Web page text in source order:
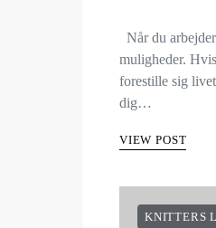
Når du
muligheder.
forestille sig
dig…
VIEW POST
KNITTERS